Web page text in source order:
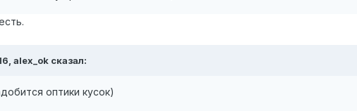
alex_ok сказал:
оптики кусок)